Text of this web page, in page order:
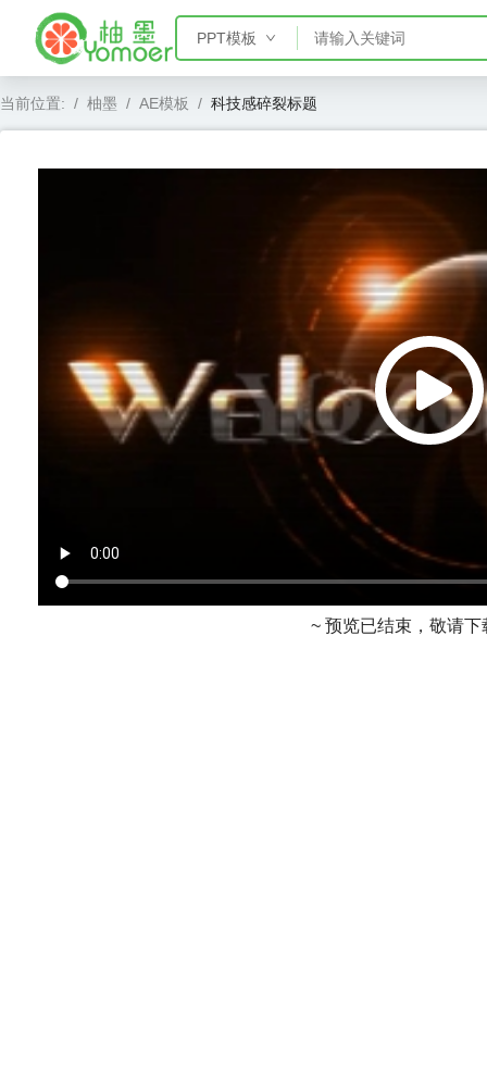
PPT模板
当前位置: / 柚墨 / AE模板 / 科技感碎裂标题
~ 预览已结束，敬请下